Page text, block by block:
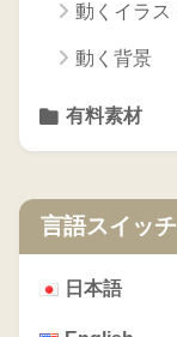
動くイラス
動く背景
有料素材
言語スイッ
日本語